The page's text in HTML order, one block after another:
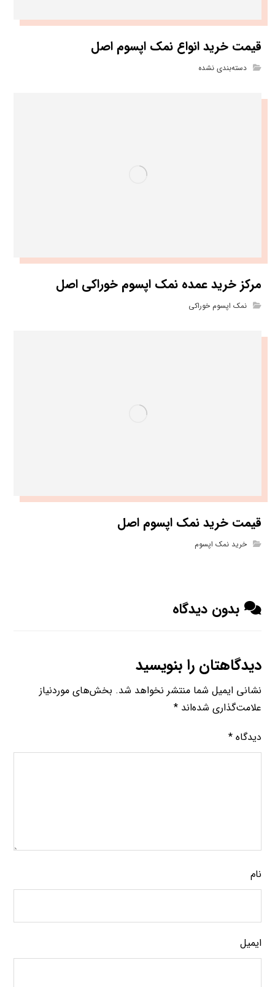
قیمت خرید انواع نمک اپسوم اصل
دسته‌بندی نشده
مرکز خرید عمده نمک اپسوم خوراکی اصل
نمک اپسوم خوراکی
قیمت خرید نمک اپسوم اصل
خرید نمک اپسوم
بدون دیدگاه
دیدگاهتان را بنویسید
نشانی ایمیل شما منتشر نخواهد شد. بخش‌های موردنیاز
علامت‌گذاری شده‌اند*
دیدگاه*
نام
ایمیل